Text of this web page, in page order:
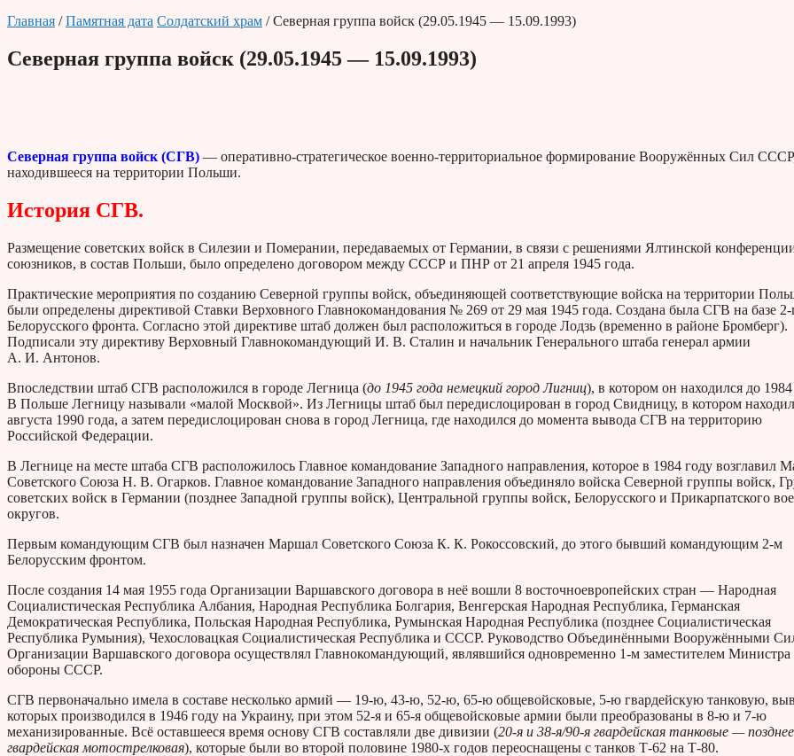
Главная /Памятная дата Солдатский храм / Северная группа войск (29.05.1945 — 15.09.1993)
Северная группа войск (29.05.1945 — 15.09.1993)
Северная группа войск (СГВ) — оперативно-стратегическое военно-территориальное формирование Вооружённых Сил
находившееся на территории Польши.
История СГВ.
Размещение советских войск в Силезии и Померании, передаваемых от Германии, в связи с решениями Ялтинской
союзников, в состав Польши, было определено договором между СССР и ПНР от 21 апреля 1945 года.
Практические мероприятия по созданию Северной группы войск, объединяющей соответствующие войска на территории
были определены директивой Ставки Верховного Главнокомандования № 269 от 29 мая 1945 года. Создана была СГВ на базе 2-
Белорусского фронта. Согласно этой директиве штаб должен был расположиться в городе Лодзь (временно в районе Бромберг).
Подписали эту директиву Верховный Главнокомандующий И. В. Сталин и начальник Генерального штаба генерал армии
А. И. Антонов.
Впоследствии штаб СГВ расположился в городе Легница (до 1945 года немецкий город Лигниц), в котором он находился до 1984
В Польше Легницу называли «малой Москвой». Из Легницы штаб был передислоцирован в город Свидницу, в котором
августа 1990 года, а затем передислоцирован снова в город Легница, где находился до момента вывода СГВ на территорию
Российской Федерации.
В Легнице на месте штаба СГВ расположилось Главное командование Западного направления, которое в 1984 году возглавил
Советского Союза Н. В. Огарков. Главное командование Западного направления объединяло войска Северной группы войск,
советских войск в Германии (позднее Западной группы войск), Центральной группы войск, Белорусского и Прикарпатского
округов.
Первым командующим СГВ был назначен Маршал Советского Союза К. К. Рокоссовский, до этого бывший командующим 2-м
Белорусским фронтом.
После создания 14 мая 1955 года Организации Варшавского договора в неё вошли 8 восточноевропейских стран — Народная
Социалистическая Республика Албания, Народная Республика Болгария, Венгерская Народная Республика, Германская
Демократическая Республика, Польская Народная Республика, Румынская Народная Республика (позднее Социалистическая
Республика Румыния), Чехословацкая Социалистическая Республика и СССР. Руководство Объединёнными Вооружёнными
Организации Варшавского договора осуществлял Главнокомандующий, являвшийся одновременно 1-м заместителем Министра
обороны СССР.
СГВ первоначально имела в составе несколько армий — 19-ю, 43-ю, 52-ю, 65-ю общевойсковые, 5-ю гвардейскую танковую,
которых производился в 1946 году на Украину, при этом 52-я и 65-я общевойсковые армии были преобразованы в 8-ю и 7-ю
механизированные. Всё оставшееся время основу СГВ составляли две дивизии (20-я и 38-я/90-я гвардейская танковые —
гвардейская мотострелковая), которые были во второй половине 1980-х годов переоснащены с танков Т-62 на Т-80.